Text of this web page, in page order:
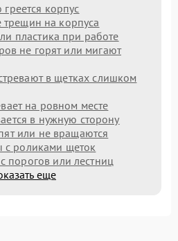
греется корпус
на корпуса
пластика при работе
не горят или мигают
в щетках слишком
на ровном месте
в нужную сторону
или не вращаются
роликами щеток
порогов или лестниц
еще